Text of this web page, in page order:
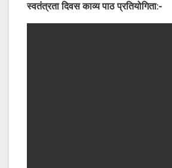
स्वतंत्रता दिवस काव्य पाठ प्रतियोगिता:-